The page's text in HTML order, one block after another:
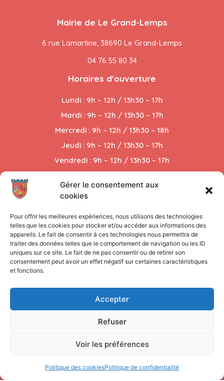
Gérer le consentement aux
cookies
Pour offrir les meilleures expériences, nous utilisons des technologies
telles que les cookies pour stocker et/ou accéder aux informations des
appareils. Le fait de consentir à ces technologies nous permettra de
traiter des données telles que le comportement de navigation ou les ID
uniques sur ce site. Le fait de ne pas consentir ou de retirer son
consentement peut avoir un effet négatif sur certaines caractéristiques
et fonctions.
Accepter
Refuser
Voir les préférences
Politique des cookiesPolitique de confidentialité
Mairie de Le Grand-Lemps
6 rue Lamartine, 38690 Le Grand-Lemps
04 76 55 80 34
Horaires d'ouverture
Lundi : 9h – 12h / 13h30 – 17h
Mardi : 9h – 12h / 13h30 – 17h
Mercredi : 9h – 12h / 13h30 – 18h
Jeudi : 9h – 12h / 13h30 – 17h
Vendredi : 9h – 12h / 13h30 – 17h
Vie quotidienne
Mes démarches
Mentions légales
Politique de confidentialité
Plan du site